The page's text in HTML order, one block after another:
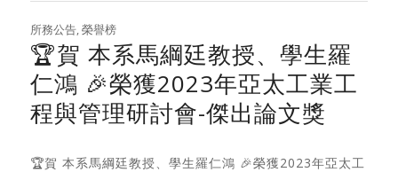
所務公告,榮譽榜
🏆賀 本系馬綱廷教授、學生羅
仁鴻 🎉榮獲2023年亞太工業工
程與管理研討會-傑出論文獎
🏆賀 本系馬綱廷教授、學生羅仁鴻 🎉榮獲2023年亞太工